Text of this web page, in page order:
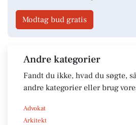
Modtag bud gratis
Andre kategorier
Fandt du ikke, hvad du søgte,
andre kategorier eller brug
Advokat
Arkitekt